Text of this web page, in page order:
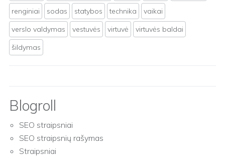
renginiai
sodas statybos technika
vaikai
verslo valdymas
vestuvės virtuvė
virtuvės baldai
šildymas
Blogroll
SEO straipsniai
SEO straipsnių rašymas
Straipsniai